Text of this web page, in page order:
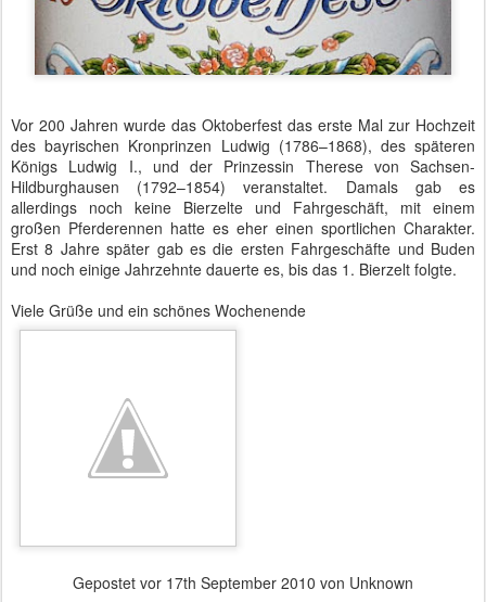
Vor 200 Jahren wurde das Oktoberfest das erste Mal zur Hochzeit
des bayrischen Kronprinzen Ludwig (1786–1868), des späteren
Königs Ludwig I., und der Prinzessin Therese von Sachsen-
Hildburghausen (1792–1854) veranstaltet. Damals gab es
allerdings noch keine Bierzelte und Fahrgeschäft, mit einem
großen Pferderennen hatte es eher einen sportlichen Charakter.
Erst 8 Jahre später gab es die ersten Fahrgeschäfte und Buden
und noch einige Jahrzehnte dauerte es, bis das 1. Bierzelt folgte.
Viele Grüße und ein schönes Wochenende
Gepostet vor 17th September 2010 von Unknown